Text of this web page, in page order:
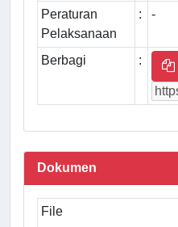
Peraturan
Pelaksanaan
: -
Berbagi :
Dokumen
File